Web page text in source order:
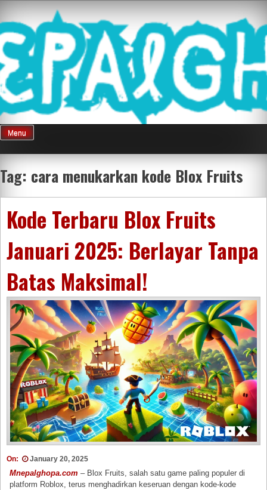
content
Mnepalghopa
Review Game
Terkini Paling
Seluruh Di
Indonesia
Menu
Tag: cara menukarkan kode Blox Fruits
Kode Terbaru Blox Fruits
Januari 2025: Berlayar Tanpa
Batas Maksimal!
On: January 20, 2025
Mnepalghopa.com – Blox Fruits, salah satu game paling populer di
platform Roblox, terus menghadirkan keseruan dengan kode-kode